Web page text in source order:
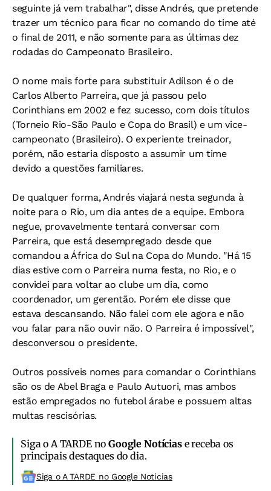
seguinte já vem trabalhar", disse Andrés, que pretende
trazer um técnico para ficar no comando do time até
o final de 2011, e não somente para as últimas dez
rodadas do Campeonato Brasileiro.
O nome mais forte para substituir Adílson é o de
Carlos Alberto Parreira, que já passou pelo
Corinthians em 2002 e fez sucesso, com dois títulos
(Torneio Rio-São Paulo e Copa do Brasil) e um vice-
campeonato (Brasileiro). O experiente treinador,
porém, não estaria disposto a assumir um time
devido a questões familiares.
De qualquer forma, Andrés viajará nesta segunda à
noite para o Rio, um dia antes de a equipe. Embora
negue, provavelmente tentará conversar com
Parreira, que está desempregado desde que
comandou a África do Sul na Copa do Mundo. "Há 15
dias estive com o Parreira numa festa, no Rio, e o
convidei para voltar ao clube um dia, como
coordenador, um gerentão. Porém ele disse que
estava descansando. Não falei com ele agora e não
vou falar para não ouvir não. O Parreira é impossível",
desconversou o presidente.
Outros possíveis nomes para comandar o Corinthians
são os de Abel Braga e Paulo Autuori, mas ambos
estão empregados no futebol árabe e possuem altas
multas rescisórias.
Siga o A TARDE noGoogle Notíciase receba os
principais destaques do dia.
Siga o A TARDE no Google Noticias